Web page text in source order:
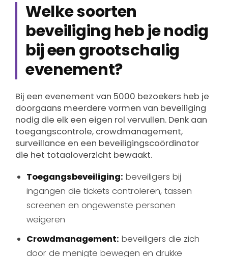
Welke soorten
beveiliging heb je nodig
bij een grootschalig
evenement?
Bij een evenement van 5000 bezoekers heb je
doorgaans meerdere vormen van beveiliging
nodig die elk een eigen rol vervullen. Denk aan
toegangscontrole, crowdmanagement,
surveillance en een beveiligingscoördinator
die het totaaloverzicht bewaakt.
Toegangsbeveiliging: beveiligers bij
ingangen die tickets controleren, tassen
screenen en ongewenste personen
weigeren
Crowdmanagement: beveiligers die zich
door de menigte bewegen en drukke